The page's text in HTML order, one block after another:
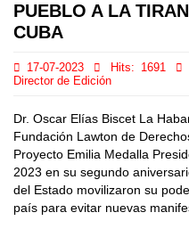
PUEBLO A LA
CUBA
17-07-2023 Hits: 1691
Director de Edición
Dr. Oscar Elías Biscet La
Fundación Lawton de
Proyecto Emilia Medalla
2023 en su segundo
del Estado movilizaron su
país para evitar nuevas